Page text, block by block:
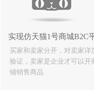
实现仿天猫1号商城B2C
买家和卖家分开，对卖家详
验证，卖家是企业才可以开
铺销售商品